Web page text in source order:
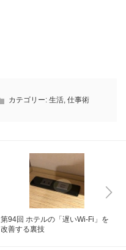
カテゴリー: 生活, 仕事術
第94回 ホテルの「遅いWi-Fi」を
改善する裏技